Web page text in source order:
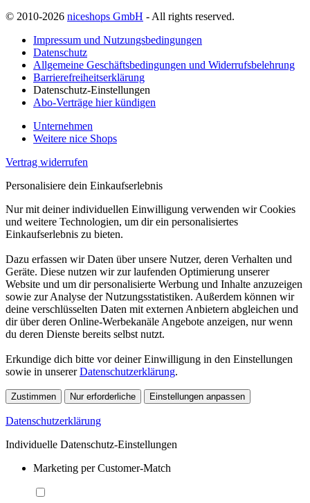
© 2010-2026 niceshops GmbH - All rights reserved.
Impressum und Nutzungsbedingungen
Datenschutz
Allgemeine Geschäftsbedingungen und Widerrufsbelehrung
Barrierefreiheitserklärung
Datenschutz-Einstellungen
Abo-Verträge hier kündigen
Unternehmen
Weitere nice Shops
Vertrag widerrufen
Personalisiere dein Einkaufserlebnis
Nur mit deiner individuellen Einwilligung verwenden wir Cookies
und weitere Technologien, um dir ein personalisiertes
Einkaufserlebnis zu bieten.
Dazu erfassen wir Daten über unsere Nutzer, deren Verhalten und
Geräte. Diese nutzen wir zur laufenden Optimierung unserer
Website und um dir personalisierte Werbung und Inhalte anzuzeigen
sowie zur Analyse der Nutzungsstatistiken. Außerdem können wir
deine verschlüsselten Daten mit externen Anbietern abgleichen und
dir über deren Online-Werbekanäle Angebote anzeigen, nur wenn
du deren Dienste bereits selbst nutzt.
Erkundige dich bitte vor deiner Einwilligung in den Einstellungen
sowie in unsererDatenschutzerklärung.
Zustimmen Nur erforderliche Einstellungen anpassen
Datenschutzerklärung
Individuelle Datenschutz-Einstellungen
Marketing per Customer-Match